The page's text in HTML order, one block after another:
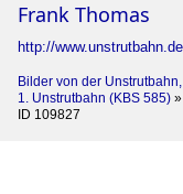
Frank Thomas
http://www.unstrutbahn.de
Bilder von der
1. Unstrutbahn (KBS 585) »
ID 109827